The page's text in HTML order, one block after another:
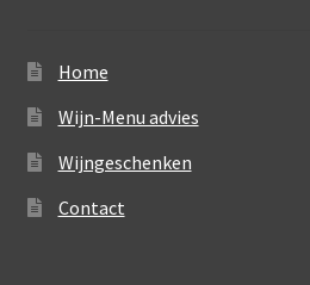
Home
Wijn-Menu advies
Wijngeschenken
Contact